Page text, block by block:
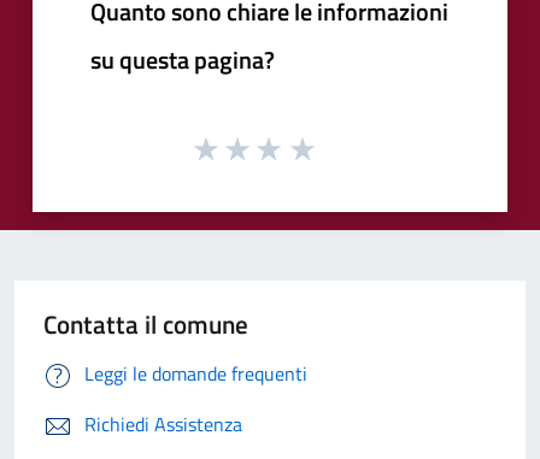
Quanto sono chiare le informazioni
su questa pagina?
Contatta il comune
Leggi le domande frequenti
Richiedi Assistenza